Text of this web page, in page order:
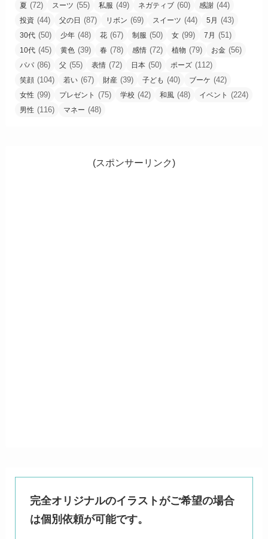
夏 (72) スーツ (55) 私服 (49) ネガティブ (60) 感謝 (44)
投資 (44) 父の日 (87) リボン (69) スイーツ (44) 5月 (43)
30代 (50) 少年 (48) 花 (67) 制服 (50) 女 (99) 7月 (51)
10代 (45) 黄色 (39) 春 (78) 感情 (72) 植物 (79) お金 (56)
パパ (86) 父 (55) 表情 (72) 日本 (50) ポーズ (112)
笑顔 (104) 若い (67) 財産 (39) 子ども (40) ブーケ (42)
女性 (99) プレゼント (75) 学校 (42) 和風 (48) イベント (224)
男性 (116) マネー (48)
(スポンサーリンク)
完全オリジナルのイラストがご希望の場合
は個別依頼が可能です。